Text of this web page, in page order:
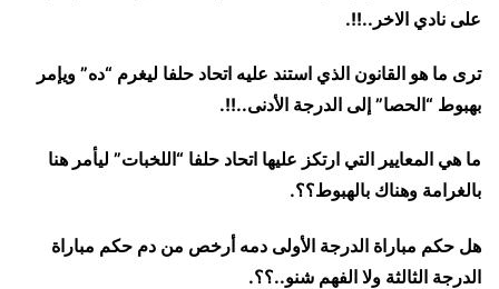
على نادي الاخر..!!.
ترى ما هو القانون الذي استند عليه اتحاد حلفا ليغرم “ده” ويإمر
بهبوط “الحصا” إلى الدرجة الأدنى..!!.
ما هي المعايير التي ارتكز عليها اتحاد حلفا “اللخبات” ليأمر هنا
بالغرامة وهناك بالهبوط؟؟.
هل حكم مباراة الدرجة الأولى دمه أرخص من دم حكم مباراة
الدرجة الثالثة ولا الفهم شنو..؟؟.